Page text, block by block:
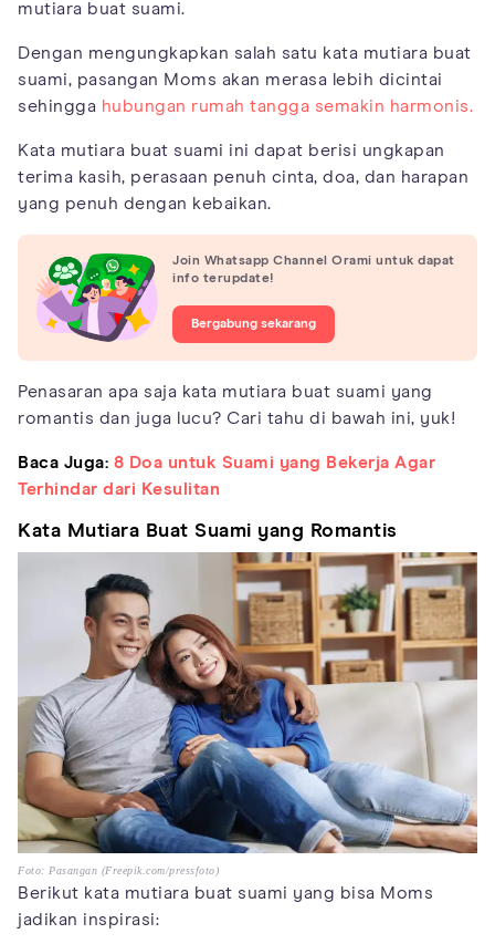
mutiara buat suami.
Dengan mengungkapkan salah satu kata mutiara buat
suami, pasangan Moms akan merasa lebih dicintai
sehingga hubungan rumah tangga semakin harmonis.
Kata mutiara buat suami ini dapat berisi ungkapan
terima kasih, perasaan penuh cinta, doa, dan harapan
yang penuh dengan kebaikan.
Join Whatsapp Channel Orami untuk dapat
info terupdate!
Bergabung sekarang
Penasaran apa saja kata mutiara buat suami yang
romantis dan juga lucu? Cari tahu di bawah ini, yuk!
Baca Juga: 8 Doa untuk Suami yang Bekerja Agar
Terhindar dari Kesulitan
Kata Mutiara Buat Suami yang Romantis
Foto: Pasangan (Freepik.com/pressfoto)
Berikut kata mutiara buat suami yang bisa Moms
jadikan inspirasi: